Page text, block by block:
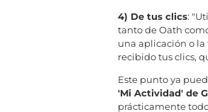
4) De tus clics:
tanto de Oath
una aplicación o la
recibido tus clics,
Este punto ya
'Mi Actividad' de
prácticamente